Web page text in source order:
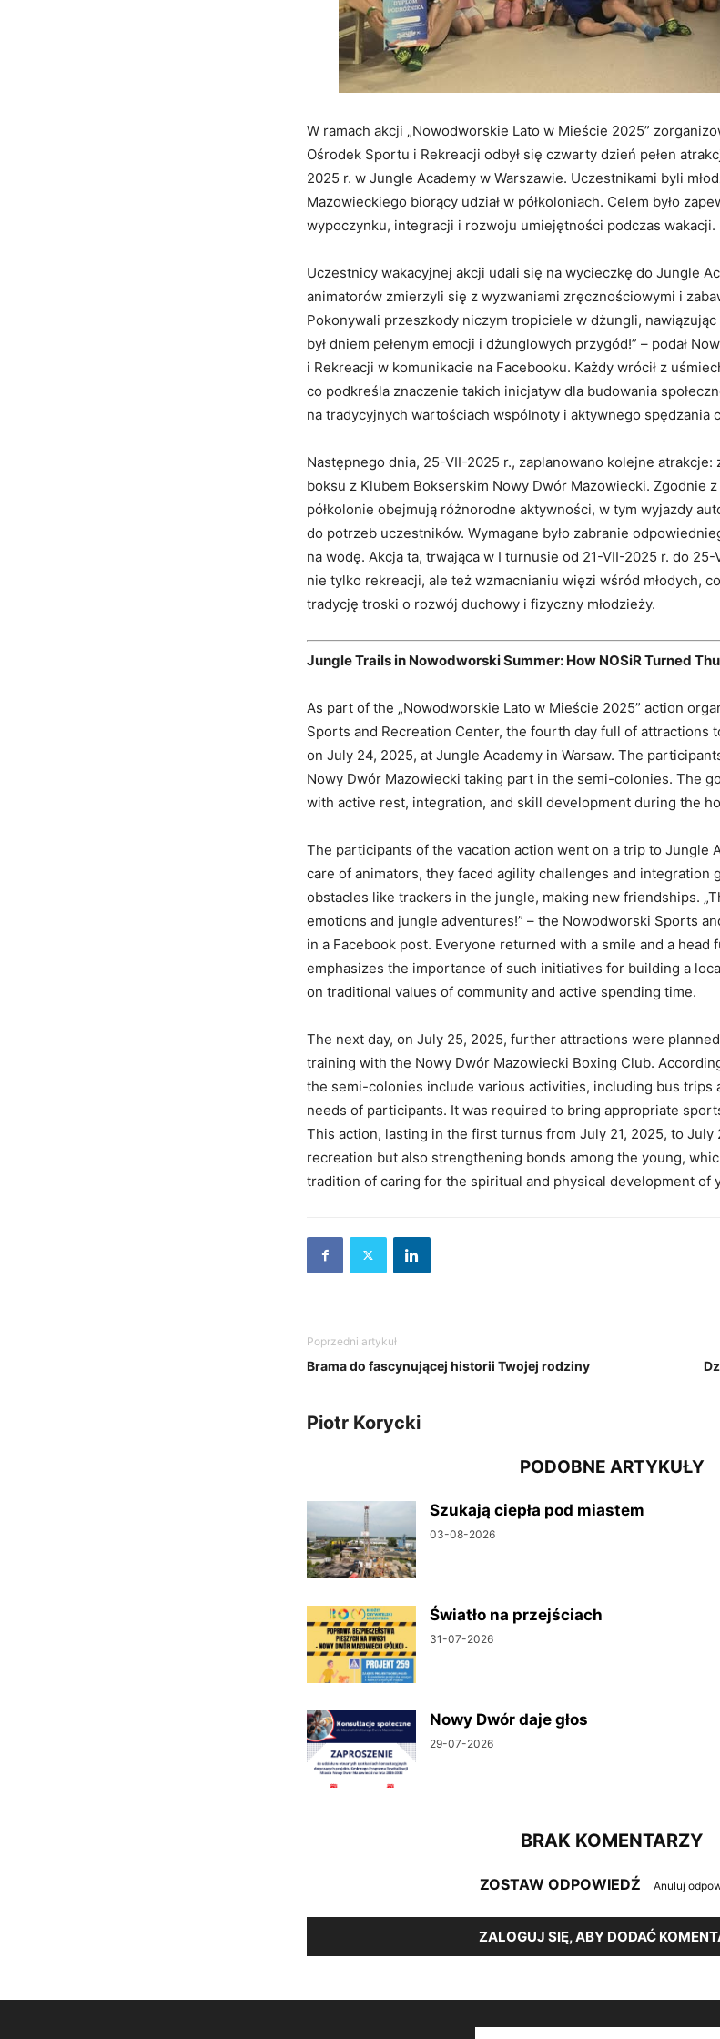
W ramach akcji „Nowodworskie Lato w Mieście 2025”
Ośrodek Sportu i Rekreacji odbył się czwarty dzień pełen
2025 r. w Jungle Academy w Warszawie. Uczestnikami byli
Mazowieckiego biorący udział w półkoloniach. Celem było
wypoczynku, integracji i rozwoju umiejętności podczas wakacji.
Uczestnicy wakacyjnej akcji udali się na wycieczkę do Jungle
animatorów zmierzyli się z wyzwaniami zręcznościowymi i
Pokonywali przeszkody niczym tropiciele w dżungli,
był dniem pełenym emocji i dżunglowych przygód!” – podał
i Rekreacji w komunikacie na Facebooku. Każdy wrócił z
co podkreśla znaczenie takich inicjatyw dla budowania
na tradycyjnych wartościach wspólnoty i aktywnego spędzania
Następnego dnia, 25-VII-2025 r., zaplanowano kolejne
boksu z Klubem Bokserskim Nowy Dwór Mazowiecki. Zgodnie
półkolonie obejmują różnorodne aktywności, w tym wyjazdy
do potrzeb uczestników. Wymagane było zabranie
na wodę. Akcja ta, trwająca w I turnusie od 21-VII-2025 r. do 25-
nie tylko rekreacji, ale też wzmacnianiu więzi wśród młodych,
tradycję troski o rozwój duchowy i fizyczny młodzieży.
Jungle Trails in Nowodworski Summer: How NOSiR Turned
As part of the „Nowodworskie Lato w Mieście 2025” action
Sports and Recreation Center, the fourth day full of attractions
on July 24, 2025, at Jungle Academy in Warsaw. The
Nowy Dwór Mazowiecki taking part in the semi-colonies. The
with active rest, integration, and skill development during the
The participants of the vacation action went on a trip to Jungle
care of animators, they faced agility challenges and integration
obstacles like trackers in the jungle, making new friendships.
emotions and jungle adventures!” – the Nowodworski Sports
in a Facebook post. Everyone returned with a smile and a head
emphasizes the importance of such initiatives for building a
on traditional values of community and active spending time.
The next day, on July 25, 2025, further attractions were
training with the Nowy Dwór Mazowiecki Boxing Club.
the semi-colonies include various activities, including bus trips
needs of participants. It was required to bring appropriate
This action, lasting in the first turnus from July 21, 2025, to
recreation but also strengthening bonds among the young,
tradition of caring for the spiritual and physical development of
Poprzedni artykuł
Brama do fascynującej historii Twojej rodziny
Piotr Korycki
PODOBNE ARTYKUŁY
Szukają ciepła pod miastem
03-08-2026
Światło na przejściach
31-07-2026
Nowy Dwór daje głos
29-07-2026
BRAK KOMENTARZY
ZOSTAW ODPOWIEDŹ Anuluj
ZALOGUJ SIĘ, ABY DODAĆ